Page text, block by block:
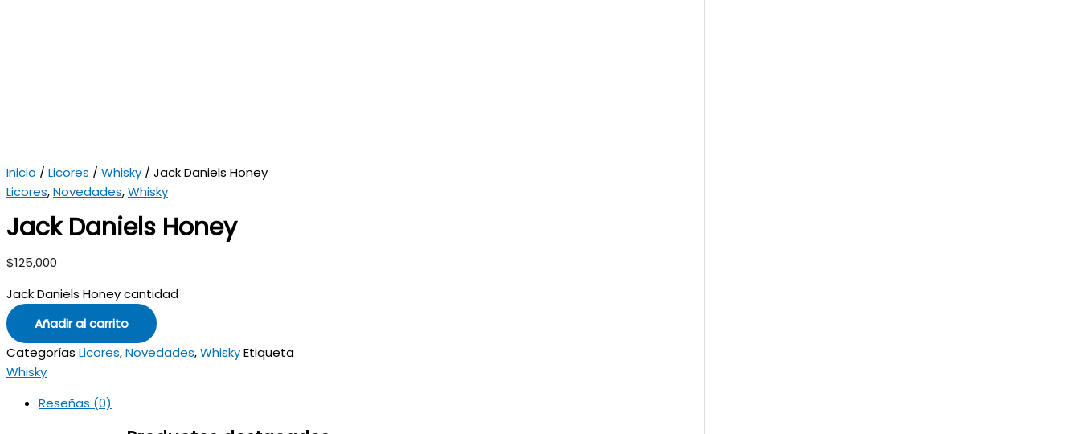
Inicio / Licores / Whisky / Jack Daniels Honey
Licores,Novedades,Whisky
Jack Daniels Honey
$125,000
Jack Daniels Honey cantidad
Añadir al carrito
Categorías Licores,Novedades,WhiskyEtiqueta
Whisky
Reseñas (0)